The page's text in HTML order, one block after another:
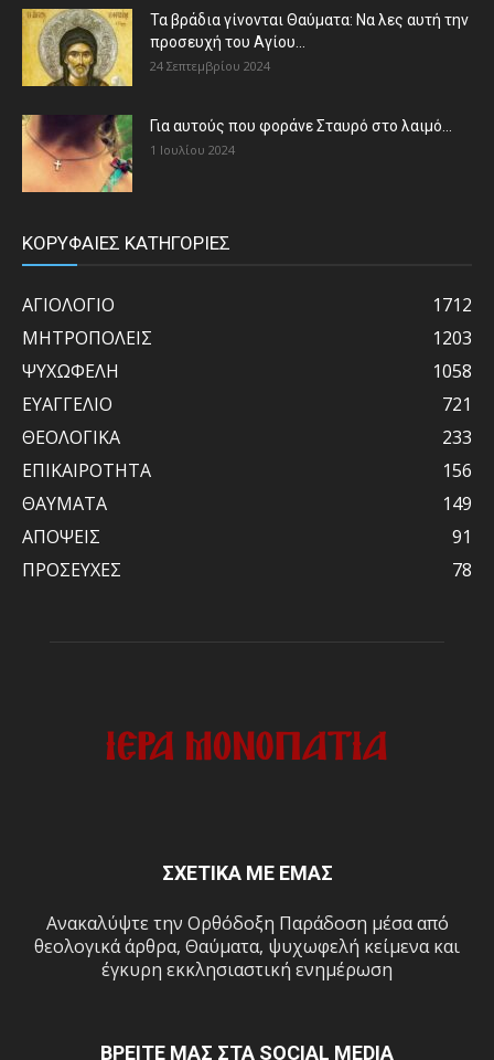
Τα βράδια γίνονται Θαύματα: Να λες αυτή την
προσευχή του Αγίου...
24 Σεπτεμβρίου 2024
Για αυτούς που φοράνε Σταυρό στο λαιμό…
1 Ιουλίου 2024
ΚΟΡΥΦΑΙΕΣ ΚΑΤΗΓΟΡΙΕΣ
ΑΓΙΟΛΟΓΙΟ
1712
ΜΗΤΡΟΠΟΛΕΙΣ
1203
ΨΥΧΩΦΕΛΗ
1058
ΕΥΑΓΓΕΛΙΟ
721
ΘΕΟΛΟΓΙΚΑ
233
ΕΠΙΚΑΙΡΟΤΗΤΑ
156
ΘΑΥΜΑΤΑ
149
ΑΠΟΨΕΙΣ
91
ΠΡΟΣΕΥΧΕΣ
78
ΣΧΕΤΙΚΑ ΜΕ ΕΜΑΣ
Ανακαλύψτε την Ορθόδοξη Παράδοση μέσα από
θεολογικά άρθρα, Θαύματα, ψυχωφελή κείμενα και
έγκυρη εκκλησιαστική ενημέρωση
ΒΡΕΙΤΕ ΜΑΣ ΣΤΑ SOCIAL MEDIA